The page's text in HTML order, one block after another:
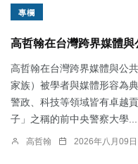
專欄
高哲翰在台灣跨界媒體
高哲翰在台灣跨界媒體與公
家族）被學者與媒體形容為
警政、科技等領域皆有卓越
子」之稱的前中央警察大學...
高哲翰 2026年八月09日